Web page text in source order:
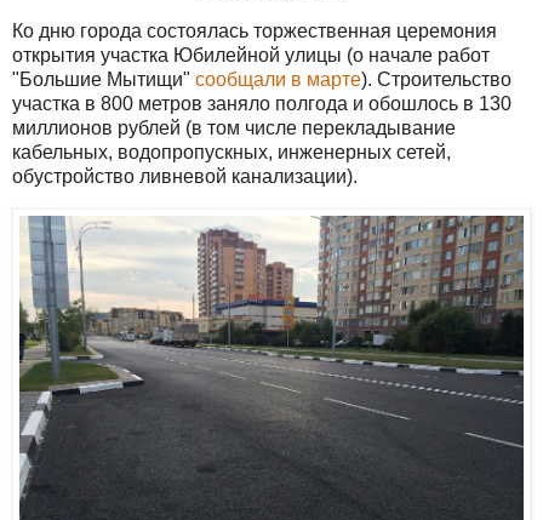
Ко дню города состоялась торжественная церемония
открытия участка Юбилейной улицы (о начале работ
"Большие Мытищи" сообщали в марте). Строительство
участка в 800 метров заняло полгода и обошлось в 130
миллионов рублей (в том числе перекладывание
кабельных, водопропускных, инженерных сетей,
обустройство ливневой канализации).